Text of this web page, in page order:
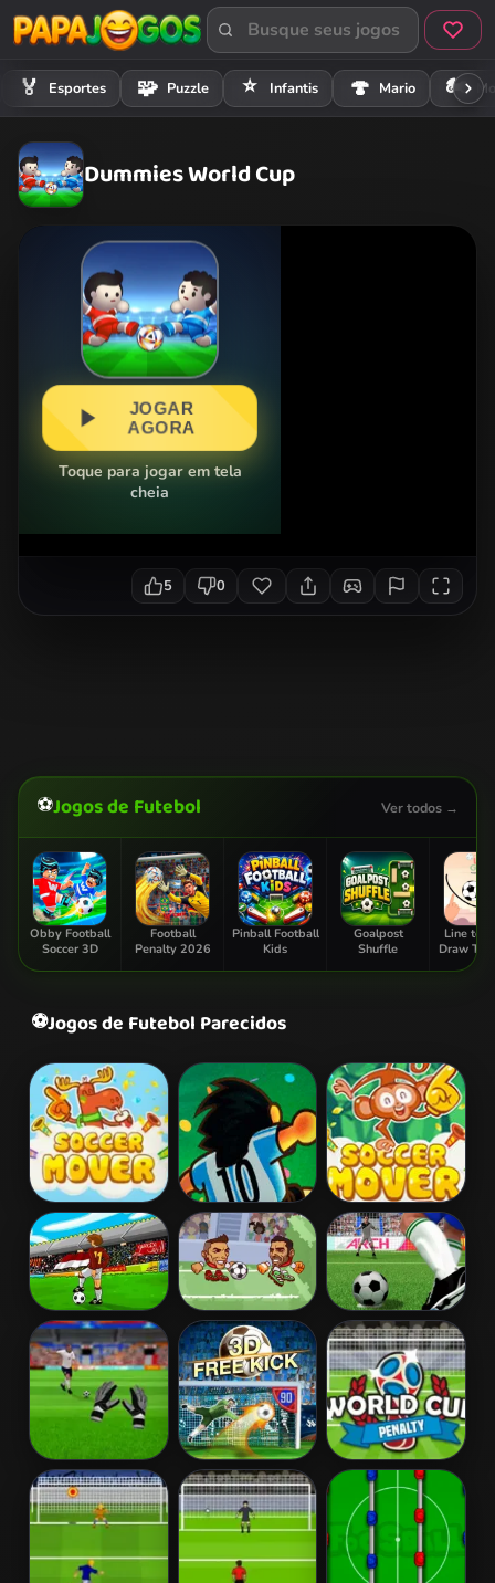
🏅 Esportes 🧩 Puzzle ⭐ Infantis 🍄 Mario 🏍️
Dummies World Cup
JOGAR
AGORA
Toque para jogar em tela
cheia
5 0
⚽Jogos de Futebol Ver todos →
Obby Football
Soccer 3D
Football
Penalty 2026
Pinball Football
Kids
Goalpost
Shuffle
Line to
Draw
⚽Jogos de Futebol Parecidos
Soccer Mover Foot Chinko Soccer Mover
2015
Tiki Taka Run Heads Arena
Euro Soccer
Penalty Kicks
Goalkeeper
Challenge
3D Free Kick World Cup
Penalty